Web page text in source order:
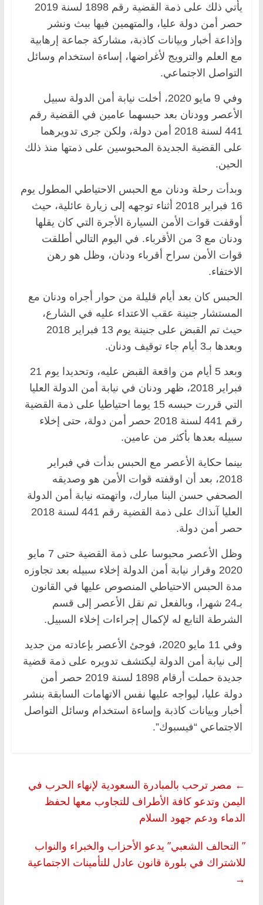
يأتي ذلك على ذمة القضية رقم 1898 لسنة 2019
حصر أمن دولة عليا، والمتهمين فيها ببث ونشر
وإذاعة أخبار وبيانات كاذبة، مشاركة جماعة إرهابية
مع العلم والترويج لأغراضها، إساءة استخدام وسائل
التواصل الاجتماعي.
وفي 9 مايو 2020، أخلت نيابة أمن الدولة سبيل
الأعصر وودنان بعد حبسهما عامين في القضية رقم
441 لسنة 2018 أمن دولة، ولكن جرى تدويرهما
على القضية الجديدة المحبوسين على ذمتها منذ ذلك
الحين.
وبدأت رحلة ودنان مع الحبس الاحتياطي المطول يوم
16 فبراير 2018 أثناء توجهه إلى زيارة عائلية، حيث
أوقفت قوات الأمن السيارة الأجرة التي كان يقلها
ودنان مع 3 من الأقرباء. في اليوم التالي أطلقت
قوات الأمن سراح أقرباء ودنان، وظل هو رهن
الاختفاء.
الحبس كان بعد أيام قليلة من حوار أجراه ودنان مع
المستشار جنينة عقب الاعتداء عليه في الشارع،
حيث تم القبض على جنينة يوم 13 فبراير 2018
وبعدها بـ3 أيام جاء توقيف ودنان.
وبعد 5 أيام من واقعة القبض عليه، وتحديدا يوم 21
فبراير 2018، ظهر ودنان في نيابة أمن الدولة العليا
التي قررت حبسه 15 يوما احتياطيا على ذمة القضية
رقم 441 لسنة 2018 حصر أمن دولة، حتى إخلاء
سبيله بعدها بأكثر من عامين.
بينما حكاية الأعصر مع الحبس بدأت في فبراير
2018، بعد أن اوقفته قوات الأمن هو وصديقه
الصحفي حسن البنا مبارك، واتهمته نيابة أمن الدولة
العليا آنذاك على ذمة القضية رقم 441 لسنة 2018
حصر أمن دولة.
وظل الأعصر محبوسا على ذمة القضية حتى 7 مايو
2020 وقرار نيابة أمن الدولة إخلاء سبيله بعد تجاوزه
مدة الحبس الاحتياطي المنصوص عليها في القانون
بـ24 شهرا، وبالفعل تم نقل الأعصر إلى قسم
الشرطة التابع له لإكمال إجراءات إخلاء السبيل.
وفي 11 مايو 2020، فوجئ الأعصر بإعادته من جديد
إلى نيابة أمن الدولة ليكتشف تدويره على ذمة قضية
جديدة حملت أرقام 1898 لسنة 2019 حصر أمن
دولة عليا، ليواجه عليها نفس الاتهامات السابقة بنشر
أخبار وبيانات كاذبة وإساءة استخدام وسائل التواصل
الاجتماعي “فيسبوك”.
← مصر ترحب بالمبادرة السعودية لإنهاء الحرب في
اليمن وتدعو كافة الأطراف للتجاوب معها لحفظ
الدماء ودعم جهود السلام
” التحالف الشعبي” يدعو الأحزاب والخبراء والنواب
للاشتراك في بلورة قانون عادل للتأمينات الاجتماعية
→